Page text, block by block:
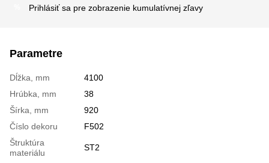
Prihlásiť sa pre zobrazenie kumulatívnej zľavy
Parametre
Dĺžka, mm
4100
Hrúbka, mm
38
Šírka, mm
920
Číslo dekoru
F502
Štruktúra
materiálu
ST2